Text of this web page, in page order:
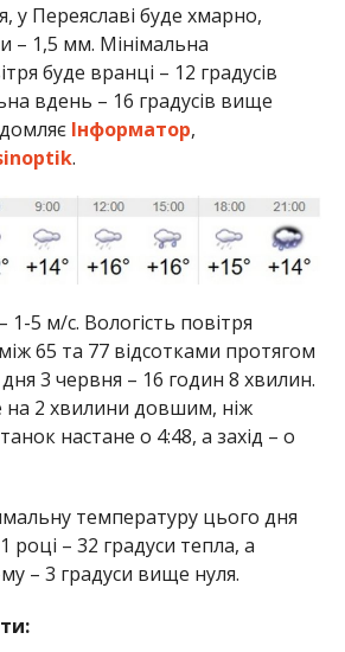
у Переяславі буде хмарно,
– 1,5 мм. Мінімальна
буде вранці – 12 градусів
вдень – 16 градусів вище
Інформатор,
.
1-5 м/с. Вологість повітря
65 та 77 відсотками протягом
3 червня – 16 годин 8 хвилин.
на 2 хвилини довшим, ніж
настане о 4:48, а захід – о
температуру цього дня
році – 32 градуси тепла, а
– 3 градуси вище нуля.